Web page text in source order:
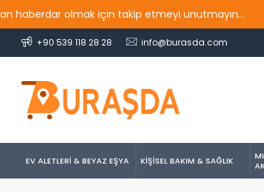
olmak için takip etmeyi unutmayın...
+90 539 118 28 28 info@burasda.com
EV ALETLERİ & BEYAZ EŞYA KİŞİSEL BAKIM & SAĞLIK